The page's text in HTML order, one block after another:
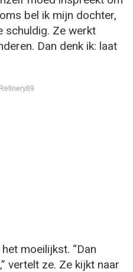
bel ik mijn dochter,
schuldig. Ze werkt
Dan denk ik: laat
moeilijkst. “Dan
vertelt ze. Ze kijkt naar